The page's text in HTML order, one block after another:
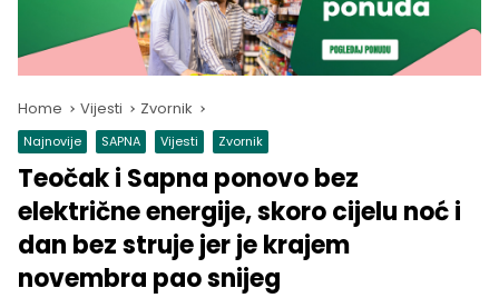
Home Vijesti Zvornik
Najnovije SAPNA Vijesti Zvornik
Teočak i Sapna ponovo bez
električne energije, skoro cijelu noć i
dan bez struje jer je krajem
novembra pao snijeg